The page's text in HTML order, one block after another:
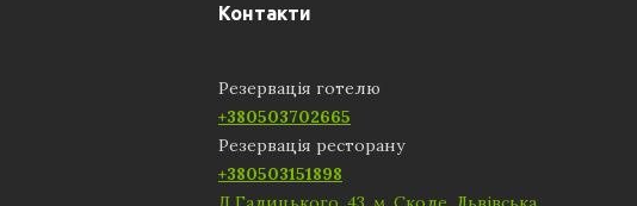
Контакти
Резервація готелю
+380503702665
Резервація ресторану
+380503151898